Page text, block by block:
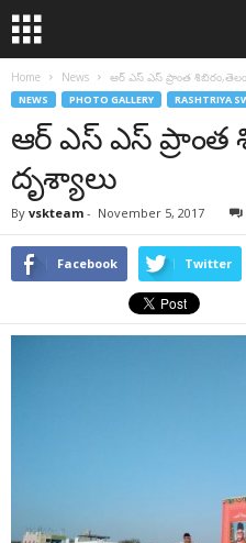
Home News ఆర్ ఎస్ ఎస్ ప్రాంత
NEWS PHOTO GALLERY RASHTRIYA
ఆర్ ఎస్ ఎస్ ప్రాంత
దృశ్యాలు
By vskteam - November 5, 2017
Facebook Twitter